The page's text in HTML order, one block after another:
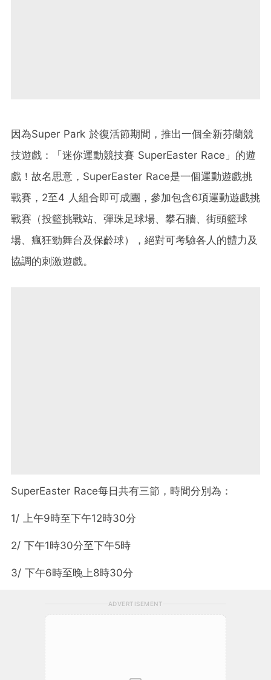
因為Super Park 於復活節期間，推出一個全新芬蘭競
技遊戲：「迷你運動競技賽 SuperEaster Race」的遊
戲！故名思意，SuperEaster Race是一個運動遊戲挑
戰賽，2至4 人組合即可成團，參加包含6項運動遊戲挑
戰賽（投籃挑戰站、彈珠足球場、攀石牆、街頭籃球
場、瘋狂勁舞台及保齡球），絕對可考驗各人的體力及
協調的刺激遊戲。
SuperEaster Race每日共有三節，時間分別為：
1/ 上午9時至下午12時30分
2/ 下午1時30分至下午5時
3/ 下午6時至晚上8時30分
ADVERTISEMENT